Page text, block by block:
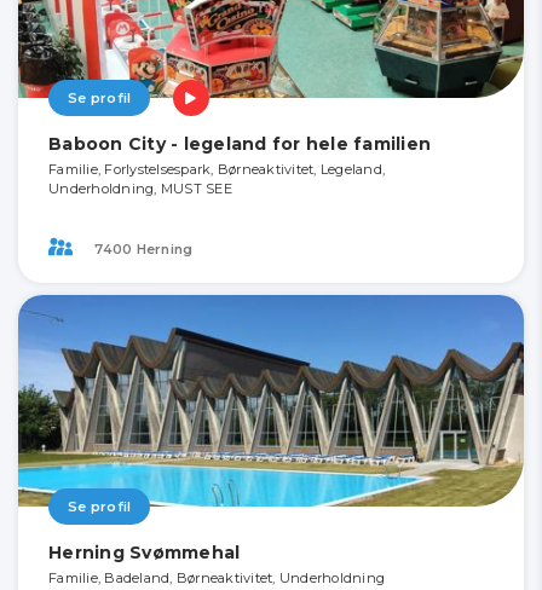
Se profil
Baboon City - legeland for hele familien
Familie, Forlystelsespark, Børneaktivitet, Legeland,
Underholdning, MUST SEE
7400 Herning
Se profil
Herning Svømmehal
Familie, Badeland, Børneaktivitet, Underholdning